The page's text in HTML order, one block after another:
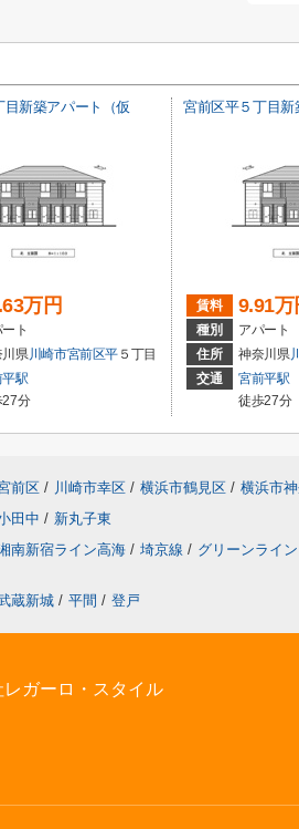
目新築アパート（仮
万円
ト
県川崎市宮前区平 ５丁目
駅
27分
宮前区平５丁目新
賃料 9.91万
種別
アパート
住所
神奈川県
交通
宮前平駅
徒歩27分
前区 / 川崎市幸区 / 横浜市鶴見区 / 横浜市
田中 / 新丸子東
南新宿ライン高海 / 埼京線 / グリーンライン
蔵新城 / 平間 / 登戸
ガーロ・スタイル